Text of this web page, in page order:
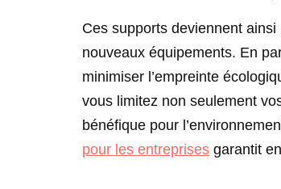
Ces supports deviennent
nouveaux équipements. En
minimiser l’empreinte
vous limitez non seulement
bénéfique pour
pour les entreprises garantit